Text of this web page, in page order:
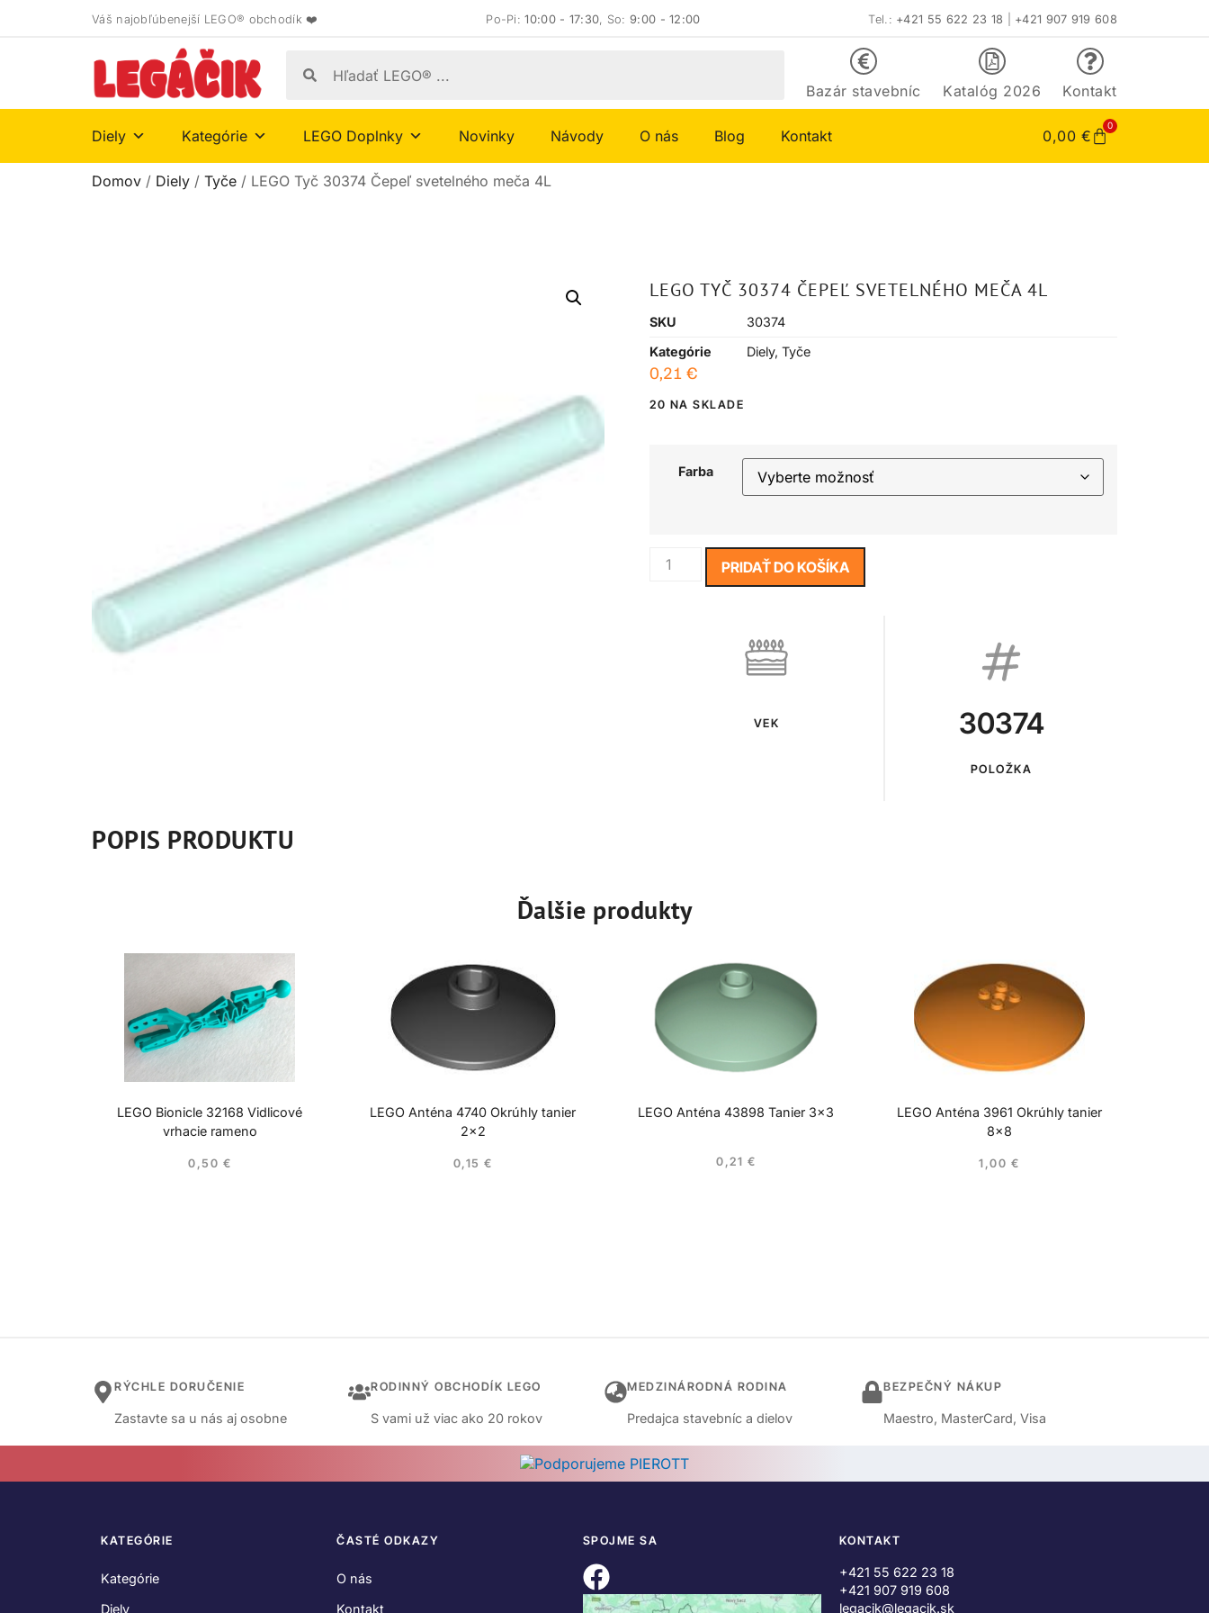
Váš najobľúbenejší LEGO® obchodík ❤️ Po-Pi:10:00 - 17:30, So:9:00 - 12:00 Tel.: +421 55 622 23 18 +421 907 919 608
Bazár stavebníc Katalóg 2026 Kontakt
Diely Kategórie LEGO Doplnky Novinky Návody O nás Blog Kontakt 0,00 €
0
Domov / Diely / Tyče / LEGO Tyč 30374 Čepeľ svetelného meča 4L
LEGO TYČ 30374 ČEPEĽ SVETELNÉHO MEČA 4L
SKU
30374
Kategórie
Diely, Tyče
0,21 €
20 NA SKLADE
Farba
PRIDAŤ DO KOŠÍKA
VEK 30374
POLOŽKA
POPIS PRODUKTU
Ďalšie produkty
LEGO Bionicle 32168 Vidlicové
vrhacie rameno
0,50 €
LEGO Anténa 4740 Okrúhly tanier
2×2
0,15€
LEGO Anténa 43898 Tanier 3×3
0,21 €
LEGO Anténa 3961 Okrúhly tanier
8×8
1,00 €
RÝCHLE DORUČENIE
Zastavte sa u nás aj osobne
RODINNÝ OBCHODÍK LEGO
S vami už viac ako 20 rokov
MEDZINÁRODNÁ RODINA
Predajca stavebníc a dielov
BEZPEČNÝ NÁKUP
Maestro, MasterCard, Visa
KATEGÓRIE
Kategórie
Diely
ČASTÉ ODKAZY
O nás
Kontakt
SPOJME SA KONTAKT
+421 55 622 23 18
+421 907 919 608
legacik@legacik.sk